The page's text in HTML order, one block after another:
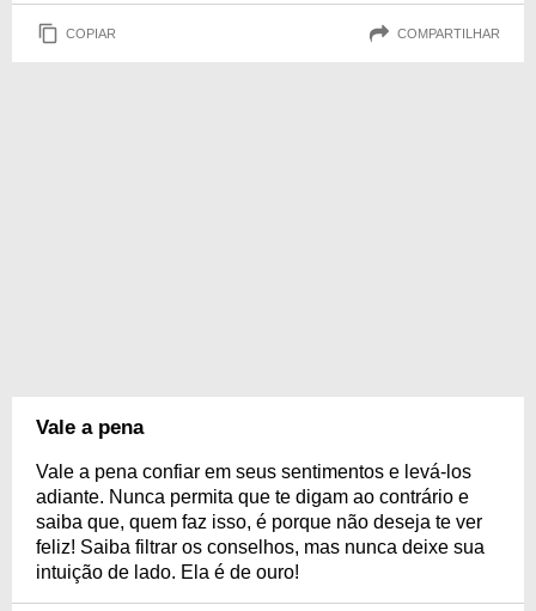
COPIAR COMPARTILHAR
Vale a pena
Vale a pena confiar em seus sentimentos e levá-los
adiante. Nunca permita que te digam ao contrário e
saiba que, quem faz isso, é porque não deseja te ver
feliz! Saiba filtrar os conselhos, mas nunca deixe sua
intuição de lado. Ela é de ouro!